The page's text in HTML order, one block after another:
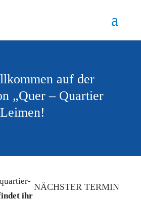
auf der
„Quer – Quartier
ihr
NÄCHSTER TERMIN